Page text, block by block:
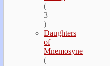
(
3
)
Daughters
of
Mnemosyne
(